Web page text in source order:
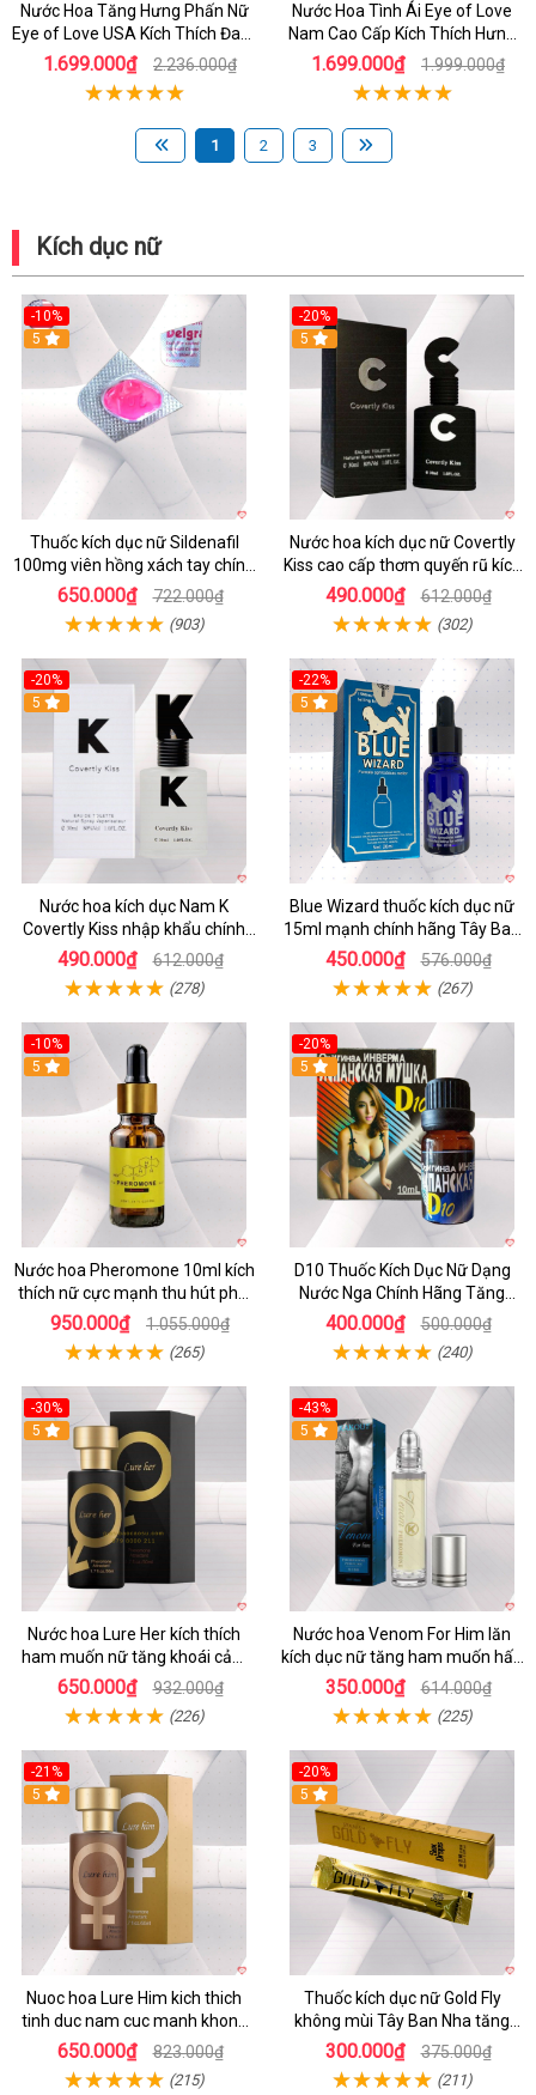
Nước Hoa Tăng Hưng Phấn Nữ
Eye of Love USA Kích Thích Đam
Mê Mùi Hương Quyến Rũ
1.699.000₫ 2.236.000₫
Nước Hoa Tình Ái Eye of Love
Nam Cao Cấp Kích Thích Hưng
Phấn
1.699.000₫ 1.999.000₫
1 2 3
Kích dục nữ
-10%
5
Thuốc kích dục nữ Sildenafil
100mg viên hồng xách tay chính
hãng
650.000₫ 722.000₫
(903)
-20%
5
Nước hoa kích dục nữ Covertly
Kiss cao cấp thơm quyến rũ kích
thích phái đẹp
490.000₫ 612.000₫
(302)
-20%
5
Nước hoa kích dục Nam K
Covertly Kiss nhập khẩu chính
hãng
490.000₫ 612.000₫
(278)
-22%
Hot
5
Blue Wizard thuốc kích dục nữ
15ml mạnh chính hãng Tây Ban
Nha
450.000₫ 576.000₫
(267)
-10%
5
Nước hoa Pheromone 10ml kích
thích nữ cực mạnh thu hút phái
đẹp
950.000₫ 1.055.000₫
(265)
-20%
5
D10 Thuốc Kích Dục Nữ Dạng
Nước Nga Chính Hãng Tăng
Ham Muốn Nhanh
400.000₫ 500.000₫
(240)
-30%
5
Nước hoa Lure Her kích thích
ham muốn nữ tăng khoái cảm
không mùi
650.000₫ 932.000₫
(226)
-43%
5
Nước hoa Venom For Him lăn
kích dục nữ tăng ham muốn hấp
dẫn
350.000₫ 614.000₫
(225)
-21%
5
Nuoc hoa Lure Him kich thich
tinh duc nam cuc manh khong
mui
650.000₫ 823.000₫
(215)
-20%
5
Thuốc kích dục nữ Gold Fly
không mùi Tây Ban Nha tăng
ham muốn
300.000₫ 375.000₫
(211)